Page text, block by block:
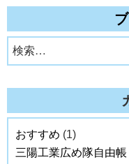
検
索:
おすすめ (1)
三陽工業広め隊自由帳